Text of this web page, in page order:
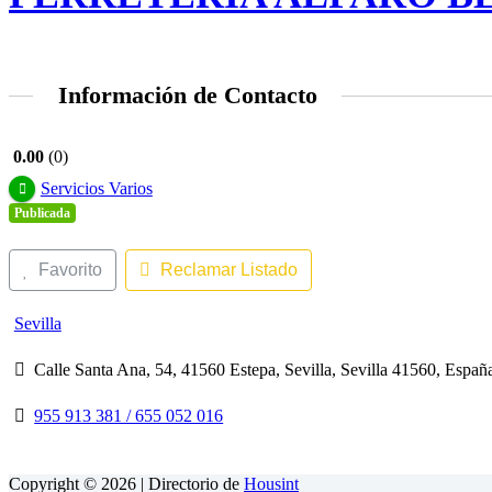
Información de Contacto
0.00 0
Servicios Varios
Publicada
Favorito Reclamar Listado
Sevilla
Calle Santa Ana, 54, 41560 Estepa, Sevilla, Sevilla 41560,
955 913 381 / 655 052 016
Copyright © 2026 | Directorio de Housint